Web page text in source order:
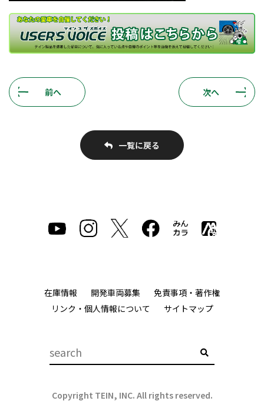
前へ 次へ
一覧に戻る
在庫情報 開発車両募集
免責事項・著作権
リンク・個人情報について
サイトマップ
Copyright TEIN, INC. All rights reserved.